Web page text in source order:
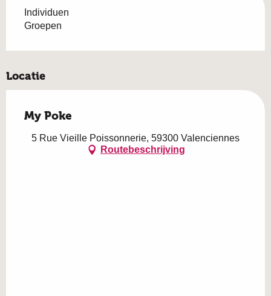
Individuen
Groepen
Locatie
My Poke
5 Rue Vieille Poissonnerie, 59300 Valenciennes
Routebeschrijving